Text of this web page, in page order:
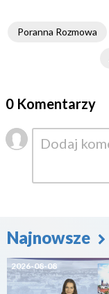
Poranna Rozmowa
0 Komentarzy
Najnowsze
2026-08-08